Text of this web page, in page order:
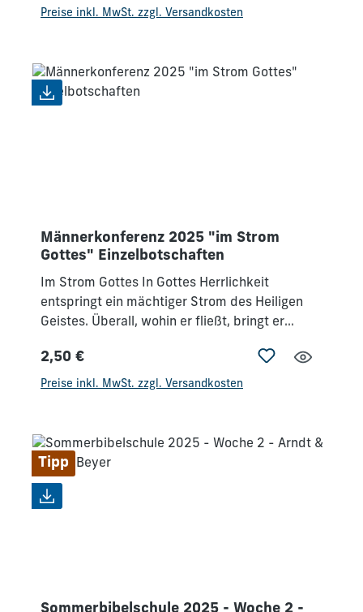
Preise inkl. MwSt. zzgl. Versandkosten
Männerkonferenz 2025 "im Strom
Gottes" Einzelbotschaften
Im Strom Gottes In Gottes Herrlichkeit
entspringt ein mächtiger Strom des Heiligen
Geistes. Überall, wohin er fließt, bringt er
heil. Wir Männer sind von Gott dazu eingeladen,
Regulärer Preis:
2,50 €
Preise inkl. MwSt. zzgl. Versandkosten
Tipp